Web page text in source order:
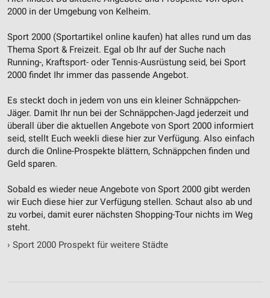
2000 in der Umgebung von Kelheim.
Sport 2000 (Sportartikel online kaufen) hat alles rund um das
Thema Sport & Freizeit. Egal ob Ihr auf der Suche nach
Running-, Kraftsport- oder Tennis-Ausrüstung seid, bei Sport
2000 findet Ihr immer das passende Angebot.
Es steckt doch in jedem von uns ein kleiner Schnäppchen-
Jäger. Damit Ihr nun bei der Schnäppchen-Jagd jederzeit und
überall über die aktuellen Angebote von Sport 2000 informiert
seid, stellt Euch weekli diese hier zur Verfügung. Also einfach
durch die Online-Prospekte blättern, Schnäppchen finden und
Geld sparen.
Sobald es wieder neue Angebote von Sport 2000 gibt werden
wir Euch diese hier zur Verfügung stellen. Schaut also ab und
zu vorbei, damit eurer nächsten Shopping-Tour nichts im Weg
steht.
› Sport 2000 Prospekt für weitere Städte